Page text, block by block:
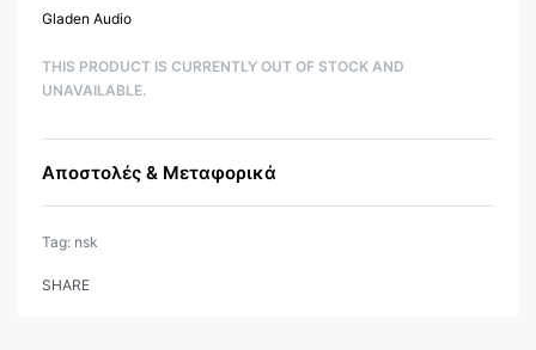
Gladen Audio
THIS PRODUCT IS CURRENTLY OUT OF STOCK AND
UNAVAILABLE.
Αποστολές & Μεταφορικά
Tag: nsk
SHARE